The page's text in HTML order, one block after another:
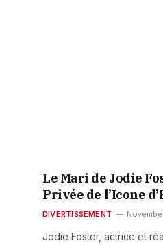
Le Mari de Jodie
Privée de l’Icone
DIVERTISSEMENT
Jodie Foster, actrice et